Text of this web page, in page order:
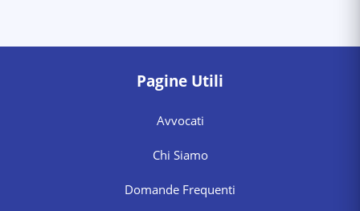
Pagine Utili
Avvocati
Chi Siamo
Domande Frequenti